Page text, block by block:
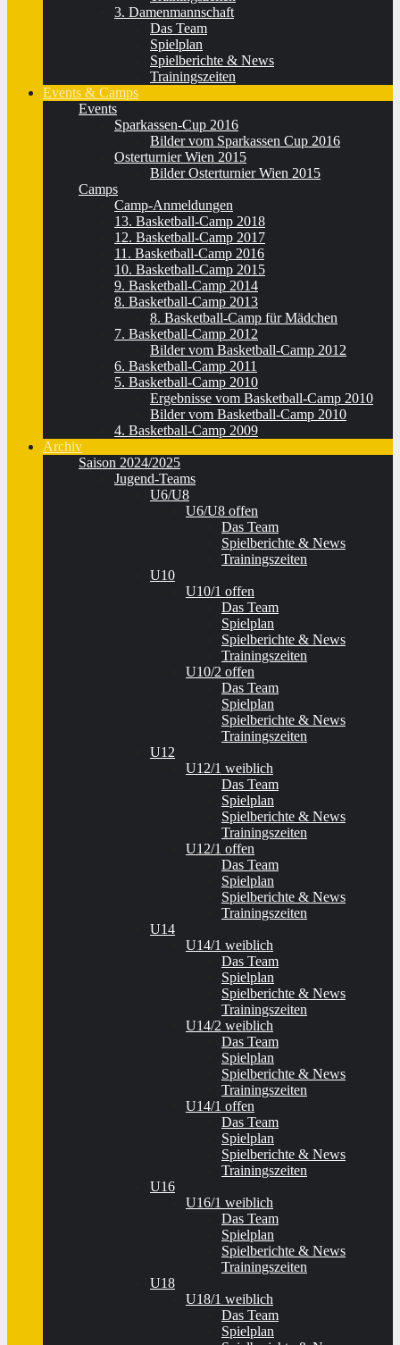
3. Damenmannschaft
Das Team
Spielplan
Spielberichte & News
Trainingszeiten
Events & Camps
Events
Sparkassen-Cup 2016
Bilder vom Sparkassen Cup 2016
Osterturnier Wien 2015
Bilder Osterturnier Wien 2015
Camps
Camp-Anmeldungen
13. Basketball-Camp 2018
12. Basketball-Camp 2017
11. Basketball-Camp 2016
10. Basketball-Camp 2015
9. Basketball-Camp 2014
8. Basketball-Camp 2013
8. Basketball-Camp für Mädchen
7. Basketball-Camp 2012
Bilder vom Basketball-Camp 2012
6. Basketball-Camp 2011
5. Basketball-Camp 2010
Ergebnisse vom Basketball-Camp 2010
Bilder vom Basketball-Camp 2010
4. Basketball-Camp 2009
Archiv
Saison 2024/2025
Jugend-Teams
U6/U8
U6/U8 offen
Das Team
Spielberichte & News
Trainingszeiten
U10
U10/1 offen
Das Team
Spielplan
Spielberichte & News
Trainingszeiten
U10/2 offen
Das Team
Spielplan
Spielberichte & News
Trainingszeiten
U12
U12/1 weiblich
Das Team
Spielplan
Spielberichte & News
Trainingszeiten
U12/1 offen
Das Team
Spielplan
Spielberichte & News
Trainingszeiten
U14
U14/1 weiblich
Das Team
Spielplan
Spielberichte & News
Trainingszeiten
U14/2 weiblich
Das Team
Spielplan
Spielberichte & News
Trainingszeiten
U14/1 offen
Das Team
Spielplan
Spielberichte & News
Trainingszeiten
U16
U16/1 weiblich
Das Team
Spielplan
Spielberichte & News
Trainingszeiten
U18
U18/1 weiblich
Das Team
Spielplan